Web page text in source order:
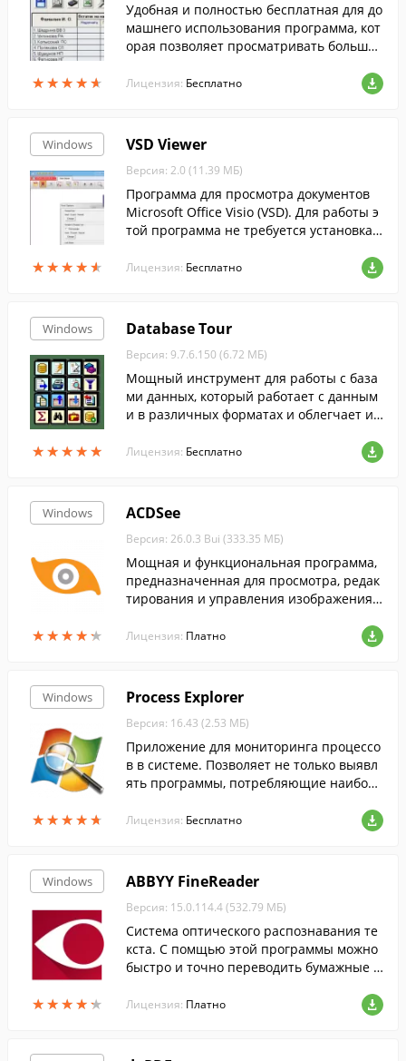
★★★★★
★★★★★
Удобная и полностью бесплатная для до
машнего использования программа, кот
орая позволяет просматривать большое
иксов.
Лицензия: Бесплатно
Windows
★★★★★
★★★★★
VSD Viewer
Версия: 2.0 (11.39 МБ)
Программа для просмотра документов
Microsoft Office Visio (VSD). Для работы э
той программа не требуется установка
позволяет открывать, просматрива...
Лицензия: Бесплатно
Windows
★★★★★
★★★★★
Database Tour
Версия: 9.7.6.150 (6.72 МБ)
Мощный инструмент для работы с база
ми данных, который работает с данным
и в различных форматах и облегчает ил
ьзуемые операции с базами данных.
Лицензия: Бесплатно
Windows
★★★★★
★★★★★
ACDSee
Версия: 26.0.3 Bui (333.35 МБ)
Мощная и функциональная программа,
предназначенная для просмотра, редак
тирования и управления изображениям
Лицензия: Платно
Windows
★★★★★
★★★★★
Process Explorer
Версия: 16.43 (2.53 МБ)
Приложение для мониторинга процессо
в в системе. Позволяет не только выявл
ять программы, потребляющие наиболь
какие файлы и папки они используют.
Лицензия: Бесплатно
Windows
★★★★★
★★★★★
ABBYY FineReader
Версия: 15.0.114.4 (532.79 МБ)
Cистема оптического распознавания те
кста. С помщью этой программы можно
быстро и точно переводить бумажные д
рафии документов в редактируемый фо
Лицензия: Платно